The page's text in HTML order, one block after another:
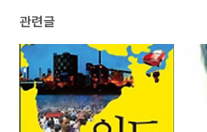
관련글